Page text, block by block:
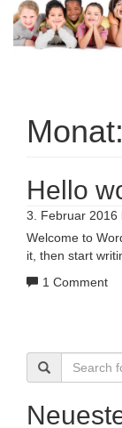
Monat:
Hello
3. Februar 2016
Welcome to
it, then start
1 Comment